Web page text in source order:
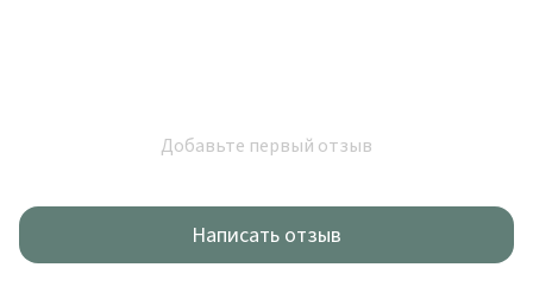
Добавьте первый отзыв
Написать отзыв